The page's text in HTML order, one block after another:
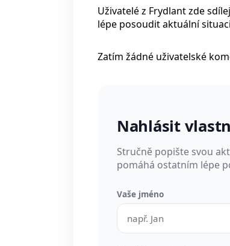
Uživatelé z Frydlant zde
lépe posoudit aktuální
Zatím žádné uživatelské
Nahlásit
Stručně popište svou
pomáhá ostatním lépe
Vaše jméno